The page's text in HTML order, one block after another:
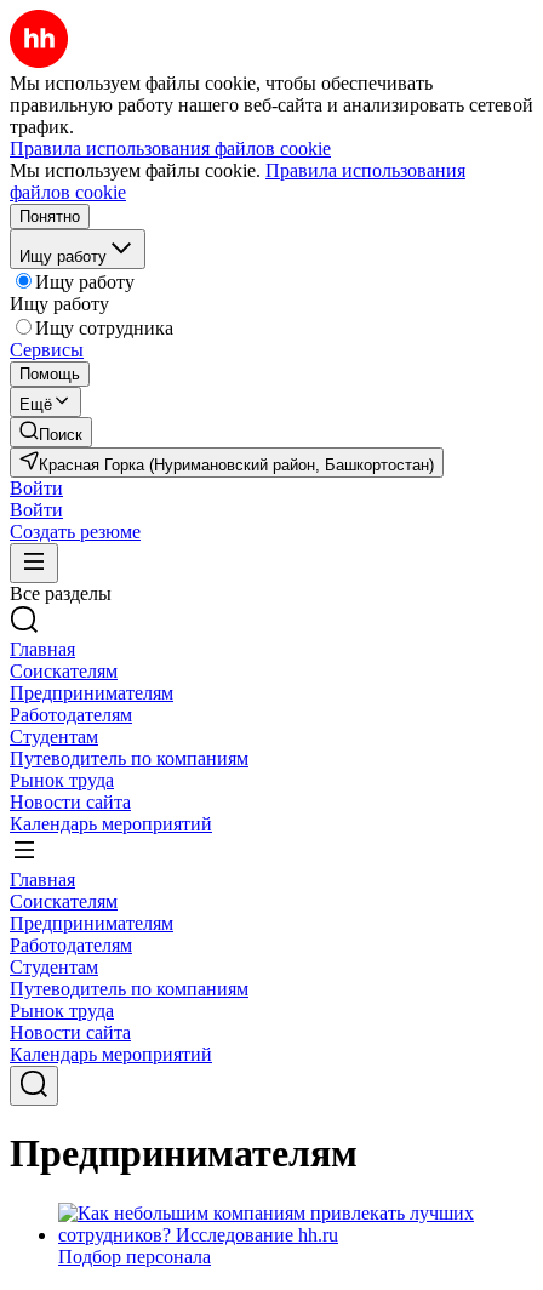
Мы используем файлы cookie, чтобы обеспечивать
правильную работу нашего веб-сайта и анализировать сетевой
трафик.
Правила использования файлов cookie
Мы используем файлы cookie. Правила использования
файлов cookie
Понятно
Ищу работу
Ищу работу
Ищу работу
Ищу сотрудника
Сервисы
Помощь
Ещё
Поиск
Красная Горка (Нуримановский район, Башкортостан)
Войти
Войти
Создать резюме
Все разделы
Главная
Соискателям
Предпринимателям
Работодателям
Студентам
Путеводитель по компаниям
Рынок труда
Новости сайта
Календарь мероприятий
Главная
Соискателям
Предпринимателям
Работодателям
Студентам
Путеводитель по компаниям
Рынок труда
Новости сайта
Календарь мероприятий
Предпринимателям
Подбор персонала